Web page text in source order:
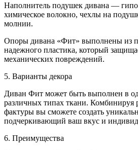
Наполнитель подушек дивана —
химическое волокно, чехлы на
молнии.
Опоры дивана «Фит» выполнены из
надежного пластика, который
механических повреждений.
5. Варианты декора
Диван Фит может быть выполнен в
различных типах ткани. Комбинируя
фактуры вы сможете создать
подчеркивающий ваш вкус и
6. Преимущества